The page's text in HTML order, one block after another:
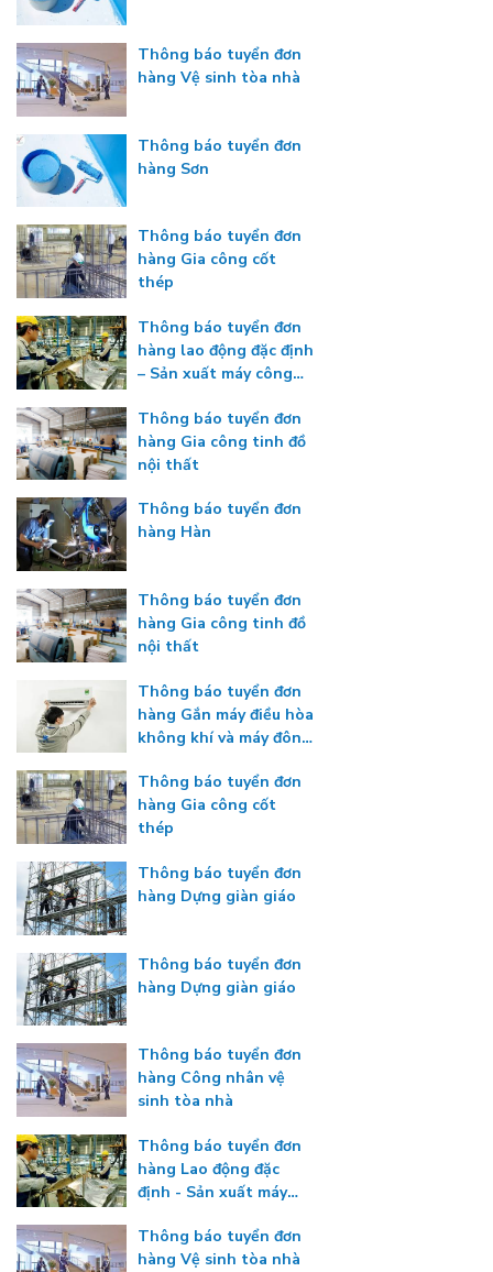
Thông báo tuyển đơn
hàng Vệ sinh tòa nhà
Thông báo tuyển đơn
hàng Sơn
Thông báo tuyển đơn
hàng Gia công cốt
thép
Thông báo tuyển đơn
hàng lao động đặc định
– Sản xuất máy công
Thông báo tuyển đơn
hàng Gia công tinh đồ
nội thất
Thông báo tuyển đơn
hàng Hàn
Thông báo tuyển đơn
hàng Gia công tinh đồ
nội thất
Thông báo tuyển đơn
hàng Gắn máy điều hòa
không khí và máy đông
Thông báo tuyển đơn
hàng Gia công cốt
thép
Thông báo tuyển đơn
hàng Dựng giàn giáo
Thông báo tuyển đơn
hàng Dựng giàn giáo
Thông báo tuyển đơn
hàng Công nhân vệ
sinh tòa nhà
Thông báo tuyển đơn
hàng Lao động đặc
định - Sản xuất máy
Thông báo tuyển đơn
hàng Vệ sinh tòa nhà